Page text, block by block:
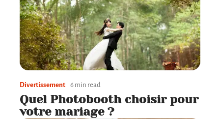
Divertissement 6 min read
Quel Photobooth choisir pour
votre mariage ?